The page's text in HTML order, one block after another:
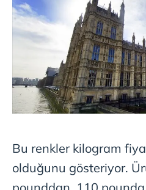
Bu renkler kilogram
olduğunu gösteriyor.